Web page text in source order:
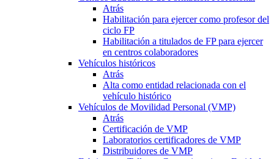
Atrás
Habilitación para ejercer como profesor del
ciclo FP
Habilitación a titulados de FP para ejercer
en centros colaboradores
Vehículos históricos
Atrás
Alta como entidad relacionada con el
vehículo histórico
Vehículos de Movilidad Personal (VMP)
Atrás
Certificación de VMP
Laboratorios certificadores de VMP
Distribuidores de VMP